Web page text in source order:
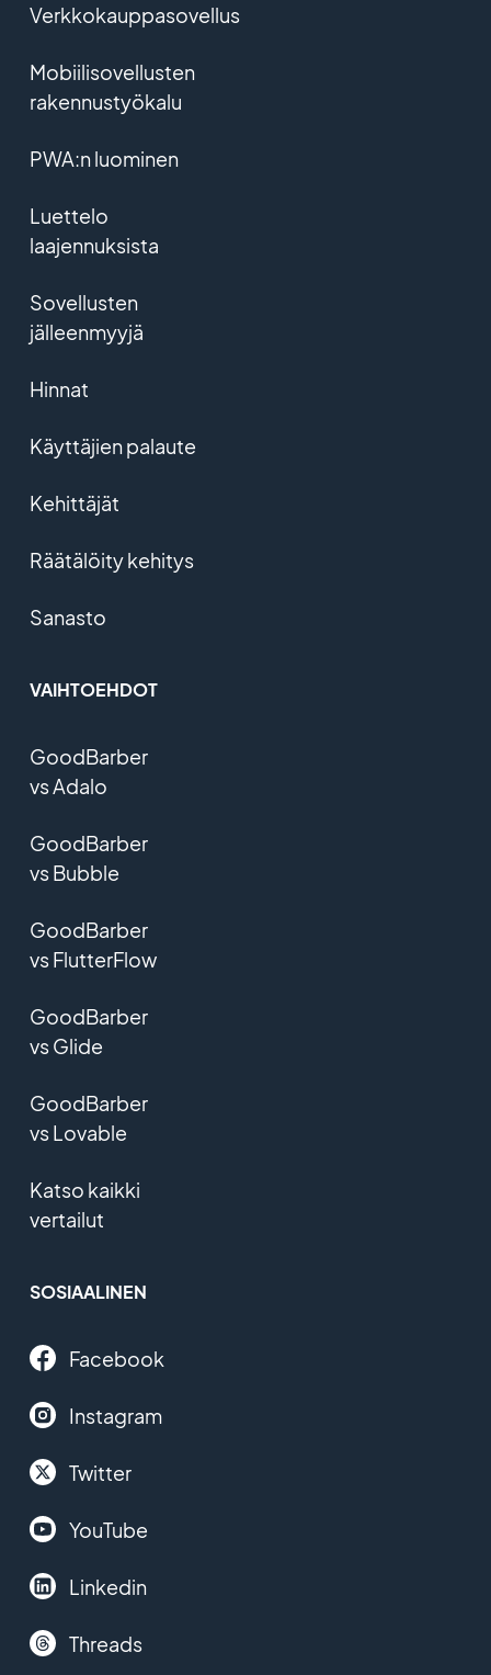
Verkkokauppasovellus
Mobiilisovellusten
rakennustyökalu
PWA:n luominen
Luettelo
laajennuksista
Sovellusten
jälleenmyyjä
Hinnat
Käyttäjien palaute
Kehittäjät
Räätälöity kehitys
Sanasto
VAIHTOEHDOT
GoodBarber
vs Adalo
GoodBarber
vs Bubble
GoodBarber
vs FlutterFlow
GoodBarber
vs Glide
GoodBarber
vs Lovable
Katso kaikki
vertailut
SOSIAALINEN
Facebook
Instagram
Twitter
YouTube
Linkedin
Threads